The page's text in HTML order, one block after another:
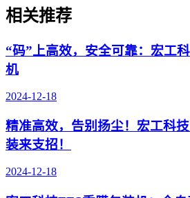
相关推荐
“码”上高效，安全可靠：宏工
机
2024-12-18
精准高效，告别扬尘！宏工科
装来支招！
2024-12-18